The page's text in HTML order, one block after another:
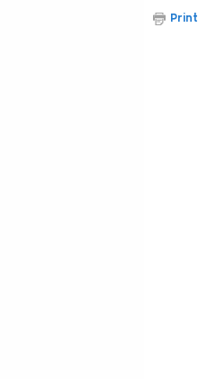
Print